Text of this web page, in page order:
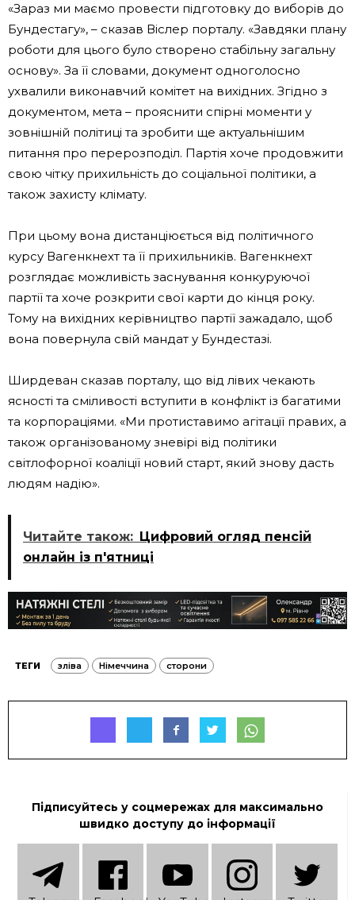
«Зараз ми маємо провести підготовку до виборів до
Бундестагу», – сказав Віслер порталу. «Завдяки плану
роботи для цього було створено стабільну загальну
основу». За її словами, документ одноголосно
ухвалили виконавчий комітет на вихідних. Згідно з
документом, мета – прояснити спірні моменти у
зовнішній політиці та зробити ще актуальнішим
питання про перерозподіл. Партія хоче продовжити
свою чітку прихильність до соціальної політики, а
також захисту клімату.
При цьому вона дистанціюється від політичного
курсу Вагенкнехт та її прихильників. Вагенкнехт
розглядає можливість заснування конкуруючої
партії та хоче розкрити свої карти до кінця року.
Тому на вихідних керівництво партії зажадало, щоб
вона повернула свій мандат у Бундестазі.
Ширдеван сказав порталу, що від лівих чекають
ясності та сміливості вступити в конфлікт із багатими
та корпораціями. «Ми протиставимо агітації правих, а
також організованому зневірі від політики
світлофорної коаліції новий старт, який знову дасть
людям надію».
Читайте також: Цифровий огляд пенсій
онлайн із п'ятниці
ТЕГИ зліва Німеччина сторони
Підписуйтесь у соцмережах для максимально
швидко доступу до інформації